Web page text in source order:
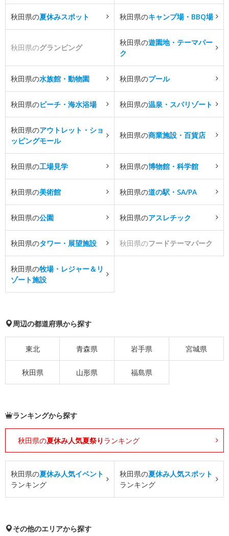
秋田県の夏休みスポット 秋田県のキャンプ場・BBQ場
秋田県のグランピング
秋田県の遊園地・テーマパー
ク
秋田県の水族館・動物園 秋田県のプール
秋田県のビーチ・海水浴場 秋田県の温泉・スパリゾート
秋田県のアウトレット・ショ
ッピングモール
秋田県の商業施設・百貨店
秋田県の工場見学 秋田県の博物館・科学館
秋田県の美術館 秋田県の道の駅・SA/PA
秋田県の公園 秋田県のアスレチック
秋田県のタワー・展望施設 秋田県のフードテーマパーク
秋田県の牧場・レジャー＆リ
ゾート施設
周辺の都道府県から探す
東北 青森県 岩手県 宮城県
秋田県 山形県 福島県
ランキングから探す
秋田県の夏休み人気夏祭り ランキング
秋田県の夏休み人気イベント
ランキング
秋田県の夏休み人気スポット
ランキング
その他のエリアから探す